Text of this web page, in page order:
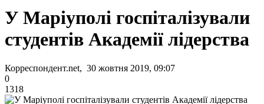
У Маріуполі госпіталізували
студентів Академії лідерства
Корреспондент.net, 30 жовтня 2019, 09:07
0
1318